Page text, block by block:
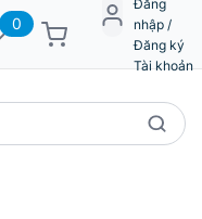
0
Đăng
nhập /
Đăng ký
Tài khoản